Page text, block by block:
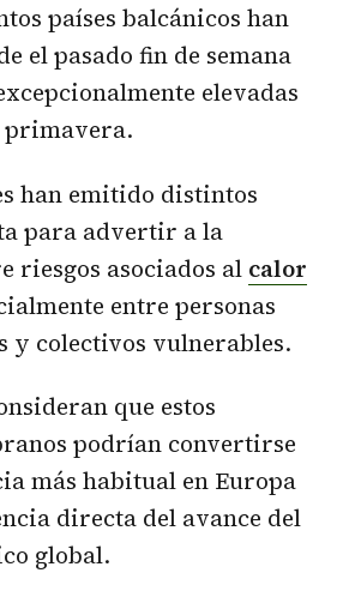
países balcánicos han
el pasado fin de semana
elevadas
primavera.
han emitido distintos
para advertir a la
riesgos asociados al calor
entre personas
y colectivos vulnerables.
que estos
podrían convertirse
más habitual en Europa
directa del avance del
global.